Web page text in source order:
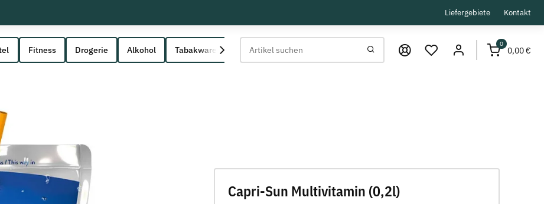
Liefergebiete Kontakt
0
0,00 €
Fitness Drogerie Alkohol Tabakwaren
Capri-Sun Multivitamin (0,2l)